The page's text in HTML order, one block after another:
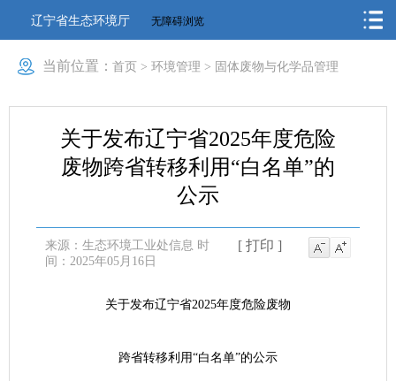
辽宁省生态环境厅 无障碍浏览
当前位置：首页 > 环境管理 > 固体废物与化学品管理
关于发布辽宁省2025年度危险
废物跨省转移利用“白名单”的
公示
[ 打印 ]
来源：生态环境工业处信息 时
间：2025年05月16日
关于发布辽宁省2025年度危险废物
跨省转移利用“白名单”的公示